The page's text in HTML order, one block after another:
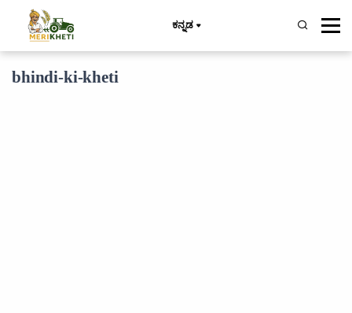
ಕನ್ನಡ
bhindi-ki-kheti